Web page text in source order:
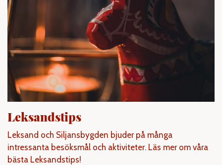
Leksandstips
Leksand och Siljansbygden bjuder på många
intressanta besöksmål och aktiviteter. Läs mer om våra
bästa Leksandstips!